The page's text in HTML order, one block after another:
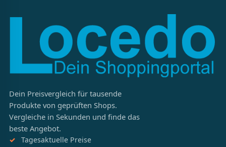
Dein Preisvergleich für tausende
Produkte von geprüften Shops.